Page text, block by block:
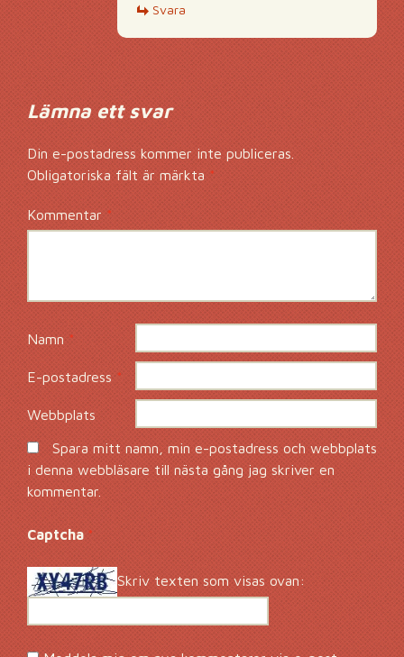
Svara
Lämna ett svar
Din e-postadress kommer inte publiceras.
Obligatoriska fält är märkta *
Kommentar*
Namn*
E-postadress*
Webbplats
Spara mitt namn, min e-postadress och webbplats
i denna webbläsare till nästa gång jag skriver en
kommentar.
Captcha *
Skriv texten som visas ovan: